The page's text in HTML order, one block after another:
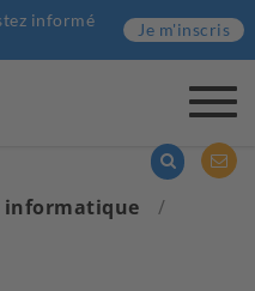
informé
Je m'inscris
/